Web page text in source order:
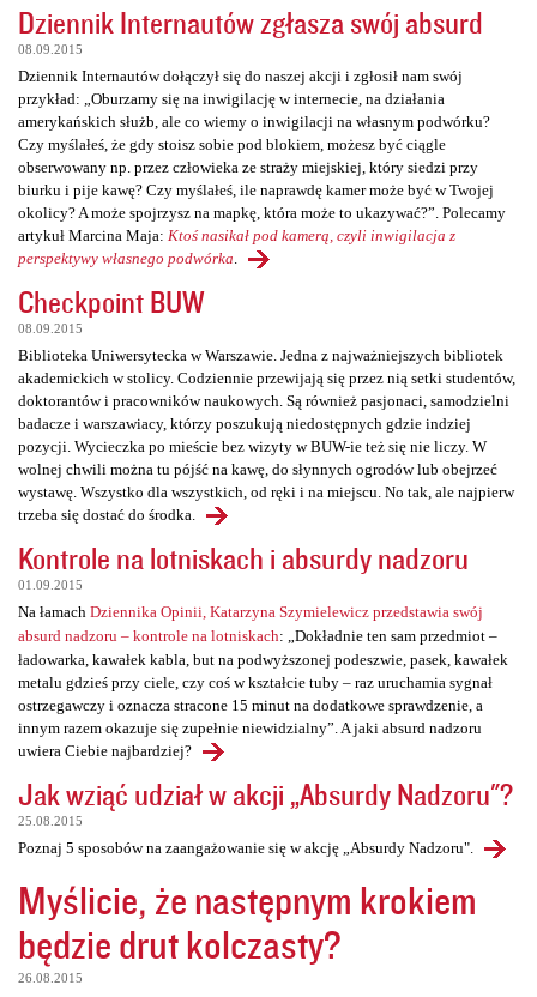
Dziennik Internautów zgłasza swój absurd
08.09.2015
Dziennik Internautów dołączył się do naszej akcji i zgłosił nam swój
przykład: „Oburzamy się na inwigilację w internecie, na działania
amerykańskich służb, ale co wiemy o inwigilacji na własnym podwórku?
Czy myślałeś, że gdy stoisz sobie pod blokiem, możesz być ciągle
obserwowany np. przez człowieka ze straży miejskiej, który siedzi przy
biurku i pije kawę? Czy myślałeś, ile naprawdę kamer może być w Twojej
okolicy? A może spojrzysz na mapkę, która może to ukazywać?”. Polecamy
artykuł Marcina Maja: Ktoś nasikał pod kamerą, czyli inwigilacja z
perspektywy własnego podwórka
Checkpoint BUW
08.09.2015
Biblioteka Uniwersytecka w Warszawie. Jedna z najważniejszych bibliotek
akademickich w stolicy. Codziennie przewijają się przez nią setki studentów,
doktorantów i pracowników naukowych. Są również pasjonaci, samodzielni
badacze i warszawiacy, którzy poszukują niedostępnych gdzie indziej
pozycji. Wycieczka po mieście bez wizyty w BUW-ie też się nie liczy. W
wolnej chwili można tu pójść na kawę, do słynnych ogrodów lub obejrzeć
wystawę. Wszystko dla wszystkich, od ręki i na miejscu. No tak, ale najpierw
trzeba się dostać do środka.
Kontrole na lotniskach i absurdy nadzoru
01.09.2015
Na łamach Dziennika Opinii, Katarzyna Szymielewicz przedstawia swój
absurd nadzoru – kontrole na lotniskach: „Dokładnie ten sam przedmiot –
ładowarka, kawałek kabla, but na podwyższonej podeszwie, pasek, kawałek
metalu gdzieś przy ciele, czy coś w kształcie tuby – raz uruchamia sygnał
ostrzegawczy i oznacza stracone 15 minut na dodatkowe sprawdzenie, a
innym razem okazuje się zupełnie niewidzialny”. A jaki absurd nadzoru
uwiera Ciebie najbardziej?
Jak wziąć udział w akcji „Absurdy Nadzoru"?
25.08.2015
Poznaj 5 sposobów na zaangażowanie się w akcję „Absurdy Nadzoru".
Myślicie, że następnym krokiem
będzie drut kolczasty?
26.08.2015